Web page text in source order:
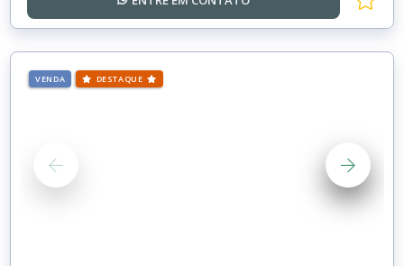
VENDA DESTAQUE